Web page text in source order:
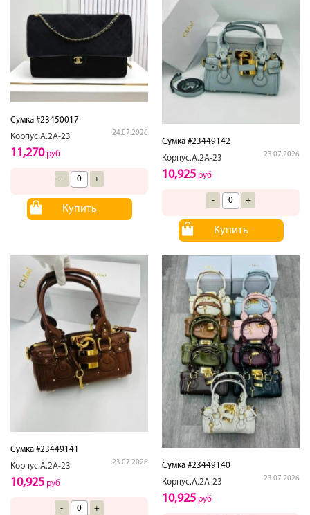
Сумка #23450017
Корпус.А.2А-23
24.07.2026
11,270руб
- +
Купить
Сумка #23449142
Корпус.А.2А-23
23.07.2026
10,925 руб
- +
Купить
Сумка #23449141
Корпус.А.2А-23
23.07.2026
10,925 руб
- +
Сумка #23449140
Корпус.А.2А-23
23.07.2026
10,925 руб